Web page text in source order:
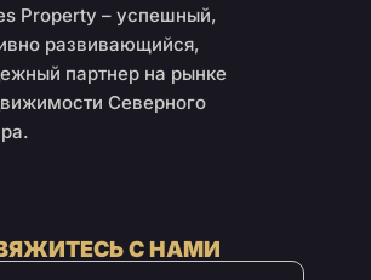
Property – успешный,
развивающийся,
партнер на рынке
Северного
С НАМИ